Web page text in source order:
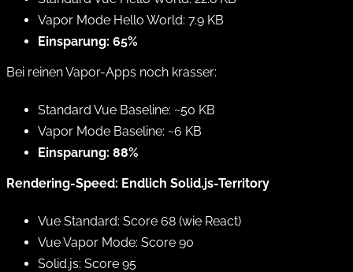
Vapor Mode Hello World: 7.9 KB
Einsparung: 65%
Bei reinen Vapor-Apps noch krasser:
Standard Vue Baseline: ~50 KB
Vapor Mode Baseline: ~6 KB
Einsparung: 88%
Rendering-Speed: Endlich Solid.js-Territory
Vue Standard: Score 68 (wie React)
Vue Vapor Mode: Score 90
Solid.js: Score 95